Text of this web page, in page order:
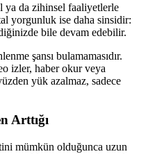
da zihinsel faaliyetlerle
yorgunluk ise daha sinsidir:
bile devam edebilir.
şansı bulamamasıdır.
izler, haber okur veya
yük azalmaz, sadece
Arttığı
mümkün olduğunca uzun